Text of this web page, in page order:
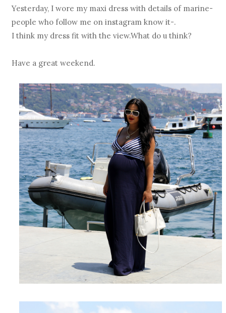
Yesterday, I wore my maxi dress with details of marine-
people who follow me on instagram know it-.
I think my dress fit with the view.What do u think?
Have a great weekend.